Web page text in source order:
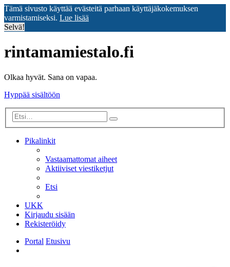
Tämä sivusto käyttää evästeitä parhaan käyttäjäkokemuksen
varmistamiseksi. Lue lisää
Selvä!
rintamamiestalo.fi
Olkaa hyvät. Sana on vapaa.
Hyppää sisältöön
Etsi
Pikalinkit
Vastaamattomat aiheet
Aktiiviset viestiketjut
Etsi
UKK
Kirjaudu sisään
Rekisteröidy
Portal Etusivu